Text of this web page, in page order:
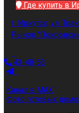
Где купить в
г. Иркутск, ул.
Рынок
43-48-53
Канал в MAX
Фото готовых